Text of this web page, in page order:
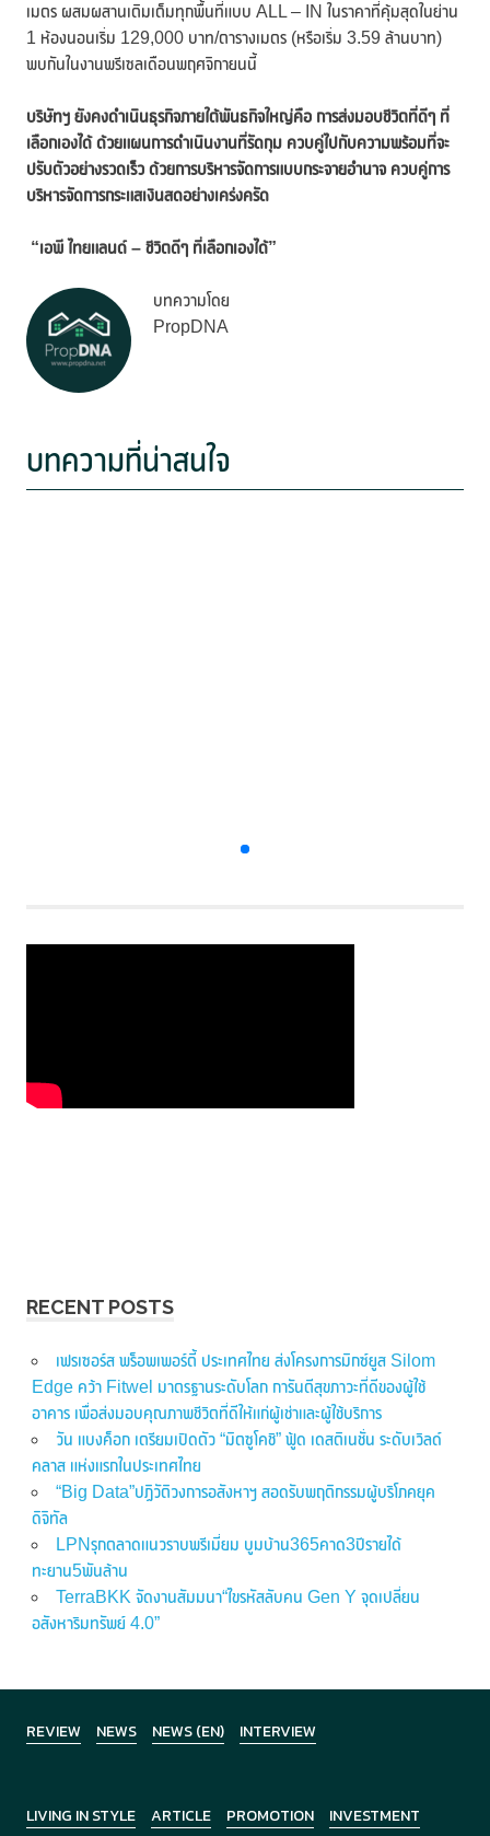
เมตร ผสมผสานเติมเต็มทุกพื้นที่แบบ ALL – IN ในราคาที่คุ้มสุดในย่าน
1 ห้องนอนเริ่ม 129,000 บาท/ตารางเมตร (หรือเริ่ม 3.59 ล้านบาท)
พบกันในงานพรีเซลเดือนพฤศจิกายนนี้
บริษัทฯ ยังคงดำเนินธุรกิจภายใต้พันธกิจใหญ่คือ การส่งมอบชีวิตที่ดีๆ ที่
เลือกเองได้ ด้วยแผนการดำเนินงานที่รัดกุม ควบคู่ไปกับความพร้อมที่จะ
ปรับตัวอย่างรวดเร็ว ด้วยการบริหารจัดการแบบกระจายอำนาจ ควบคู่การ
บริหารจัดการกระแสเงินสดอย่างเคร่งครัด
“เอพี ไทยแลนด์– ชีวิตดีๆ ที่เลือกเองได้”
บทความโดย
PropDNA
บทความที่น่าสนใจ
RECENT POSTS
เฟรเซอร์ส พร็อพเพอร์ตี้ ประเทศไทย ส่งโครงการมิกซ์ยูส Silom
Edge คว้า Fitwel มาตรฐานระดับโลก การันตีสุขภาวะที่ดีของผู้ใช้
อาคาร เพื่อส่งมอบคุณภาพชีวิตที่ดีให้แก่ผู้เช่าและผู้ใช้บริการ
วัน แบงค็อก เตรียมเปิดตัว “มิตซูโคชิ” ฟู้ด เดสติเนชั่น ระดับเวิลด์
คลาส แห่งแรกในประเทศไทย
“Big Data”ปฏิวัติวงการอสังหาฯ สอดรับพฤติกรรมผู้บริโภคยุค
ดิจิทัล
LPNรุกตลาดแนวราบพรีเมี่ยม บูมบ้าน365คาด3ปีรายได้
ทะยาน5พันล้าน
TerraBKK จัดงานสัมมนา“ไขรหัสลับคน Gen Y จุดเปลี่ยน
อสังหาริมทรัพย์ 4.0”
REVIEW NEWS NEWS (EN) INTERVIEW
LIVING IN STYLE ARTICLE PROMOTION INVESTMENT